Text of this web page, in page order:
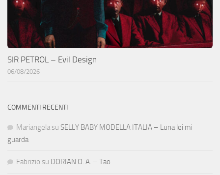
SIR PETROL – Evil Design
06/08/2026
COMMENTI RECENTI
Mariangela su SELLY BABY MODELLA ITALIA – Luna lei mi
guarda
Fabrizio su DORIAN O. A. – Tao